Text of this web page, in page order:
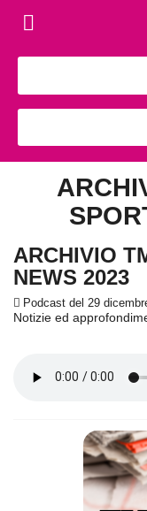
ARCHIVIO
NEWS 2023
Podcast del 29
Notizie ed